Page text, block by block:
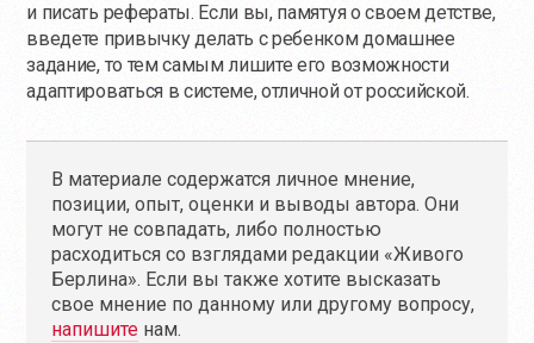
и писать рефераты. Если вы, памятуя о своем детстве,
введете привычку делать с ребенком домашнее
задание, то тем самым лишите его возможности
адаптироваться в системе, отличной от российской.
В материале содержатся личное мнение,
позиции, опыт, оценки и выводы автора. Они
могут не совпадать, либо полностью
расходиться со взглядами редакции «Живого
Берлина». Если вы также хотите высказать
свое мнение по данному или другому вопросу,
напишите нам.